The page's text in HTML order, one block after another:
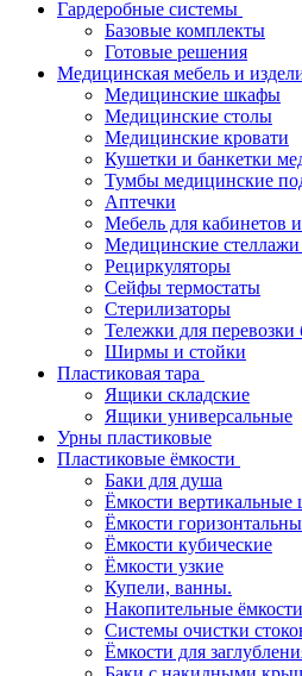
Гардеробные системы
Базовые комплекты
Готовые решения
Медицинская мебель и
Медицинские шкафы
Медицинские столы
Медицинские кровати
Кушетки и банкетки
Тумбы медицинские
Аптечки
Мебель для кабинетов
Медицинские стеллажи
Рециркуляторы
Сейфы термостаты
Стерилизаторы
Тележки для
Ширмы и стойки
Пластиковая тара
Ящики складские
Ящики универсальные
Урны пластиковые
Пластиковые ёмкости
Баки для душа
Ёмкости вертикальные
Ёмкости
Ёмкости кубические
Ёмкости узкие
Купели, ванны.
Накопительные ёмкости
Системы очистки
Ёмкости для